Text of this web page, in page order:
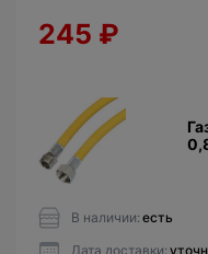
245 ₽
В наличии: есть
Дата доставки: